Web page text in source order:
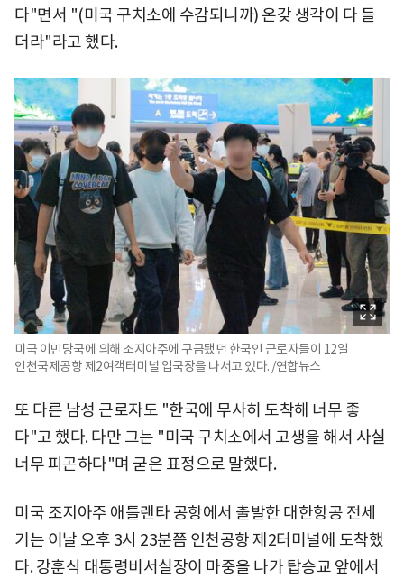
다"면서 "(미국 구치소에 수감되니까) 온갖 생각이 다 들
더라"라고 했다.
미국 이민당국에 의해 조지아주에 구금됐던 한국인 근로자들이 12일
인천국제공항 제2여객터미널 입국장을 나서고 있다. /연합뉴스
또 다른 남성 근로자도 "한국에 무사히 도착해 너무 좋
다"고 했다. 다만 그는 "미국 구치소에서 고생을 해서 사실
너무 피곤하다"며 굳은 표정으로 말했다.
미국 조지아주 애틀랜타 공항에서 출발한 대한항공 전세
기는 이날 오후 3시 23분쯤 인천공항 제2터미널에 도착했
다. 강훈식 대통령비서실장이 마중을 나가 탑승교 앞에서